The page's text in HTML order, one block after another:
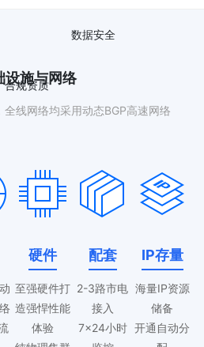
数据安全
合规资质
设施与网络
线网络均采用动态BGP高速网络
硬件
至强硬件打
造强悍性能
体验
配套
2-3路市电
接入
7×24小时
IP存量
海量IP资源
储备
开通自动分